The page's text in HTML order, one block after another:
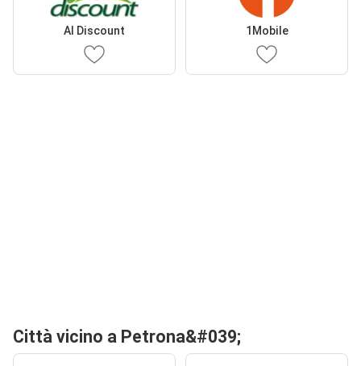
Al Discount 1Mobile
Città vicino a Petrona&#039;